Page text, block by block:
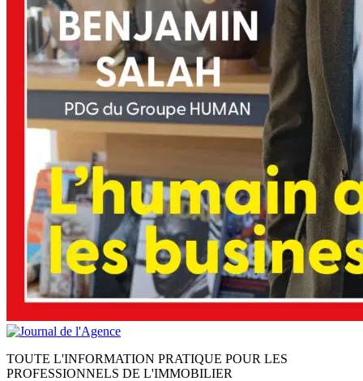
TOUTE L'INFORMATION PRATIQUE POUR LES
PROFESSIONNELS DE L'IMMOBILIER